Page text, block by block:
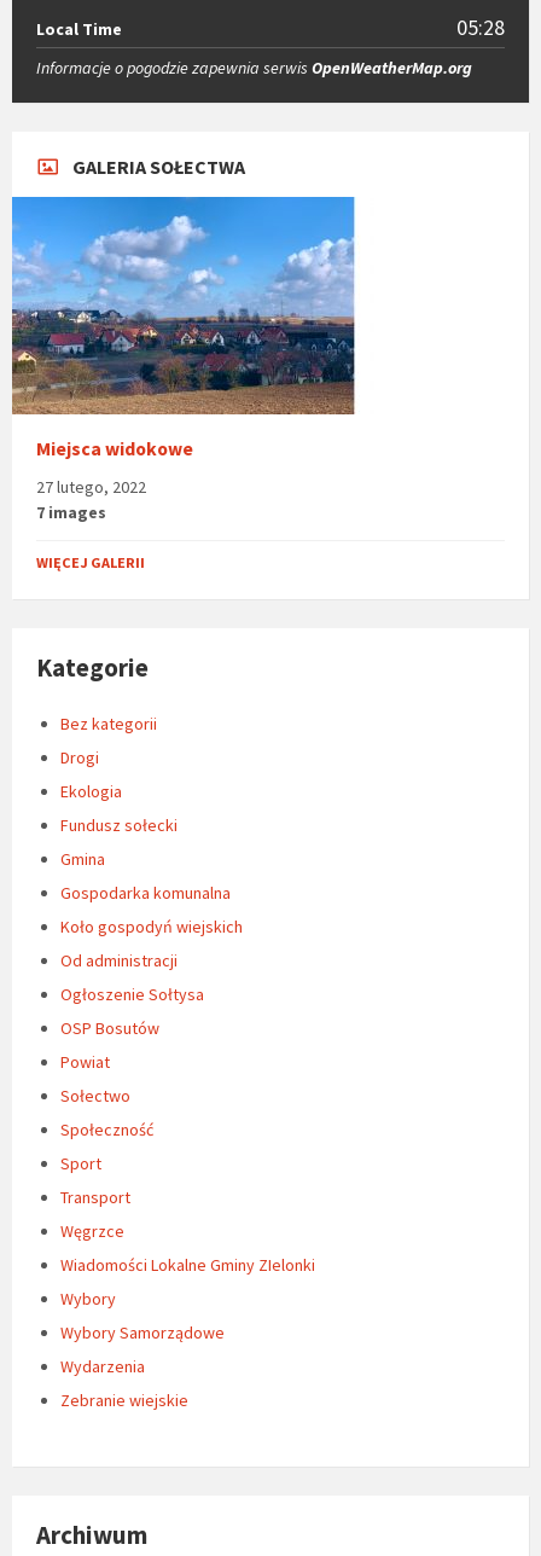
Local Time 05:28
Informacje o pogodzie zapewnia serwis OpenWeatherMap.org
GALERIA SOŁECTWA
Miejsca widokowe
27 lutego, 2022
7 images
WIĘCEJ GALERII
Kategorie
Bez kategorii
Drogi
Ekologia
Fundusz sołecki
Gmina
Gospodarka komunalna
Koło gospodyń wiejskich
Od administracji
Ogłoszenie Sołtysa
OSP Bosutów
Powiat
Sołectwo
Społeczność
Sport
Transport
Węgrzce
Wiadomości Lokalne Gminy ZIelonki
Wybory
Wybory Samorządowe
Wydarzenia
Zebranie wiejskie
Archiwum